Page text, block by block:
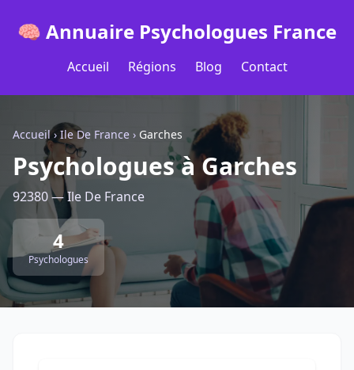
🧠 Annuaire Psychologues France
Accueil Régions Blog Contact
Accueil› Ile De France › Garches
Psychologues à Garches
92380 — Ile De France
4
Psychologues